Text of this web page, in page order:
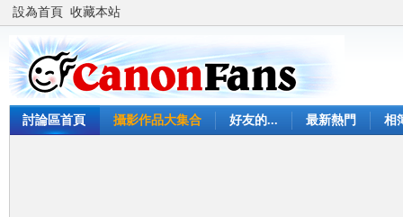
設為首頁 收藏本站
討論區首頁 攝影作品大集合 好友的... 最新熱門 相